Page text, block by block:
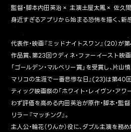
監督・脚本内田英治× 主演土屋太鳳× 佐久
身近すぎるアプリから始まる恐怖を描く、新
代表作・映画『ミッドナイトスワン』（20）
作品賞、第23回ウディネ・ファーイースト映
「ゴールデン・マルベリー賞」を受賞し、片山
マリコの生涯で一番悲惨な日』(23)は第40
ティック映画祭の「ホワイト・レイヴン・ア
わず評価を高める内田英治が原作・脚本・監
リラー『マッチング』。
主人公・輪花（りんか）役に、ダブル主演を